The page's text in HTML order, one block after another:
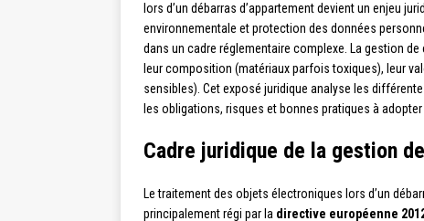
lors d’un débarras d’appartement devient un enjeu
environnementale et protection des données
dans un cadre réglementaire complexe. La gestion
leur composition (matériaux parfois toxiques), leur
sensibles). Cet exposé juridique analyse les
les obligations, risques et bonnes pratiques à
Cadre juridique de la gestion
Le traitement des objets électroniques lors d’un
principalement régi par la directive européenne